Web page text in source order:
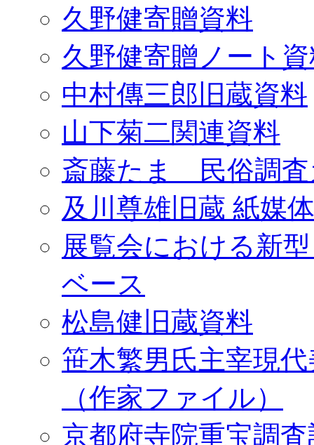
久野健寄贈資料
久野健寄贈ノート
中村傳三郎旧蔵資料
山下菊二関連資料
斎藤たま 民俗調査
及川尊雄旧蔵 紙媒
展覧会における新
ベース
松島健旧蔵資料
笹木繁男氏主宰現
（作家ファイル）
京都府寺院重宝調